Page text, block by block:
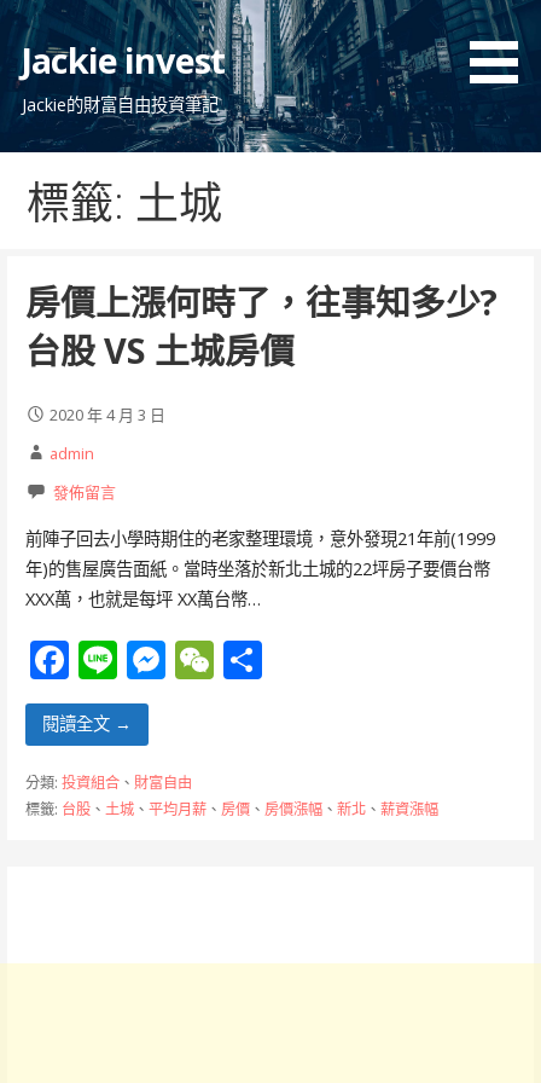
跳
Jackie invest
Jackie的財富自由投資筆記
標籤: 土城
房價上漲何時了，往事知多少?
台股 VS 土城房價
2020 年 4 月 3 日
admin
發佈留言
前陣子回去小學時期住的老家整理環境，意外發現21年前(1999
年)的售屋廣告面紙。當時坐落於新北土城的22坪房子要價台幣
XXX萬，也就是每坪 XX萬台幣…
F
ac
e
b
o
Li
n
e
M
e
n
W
at
分
閱讀全文 →
分類: 投資組合、 財富自由
標籤: 台股、 土城、 平均月薪、 房價、 房價漲幅、 新北、 薪資漲幅